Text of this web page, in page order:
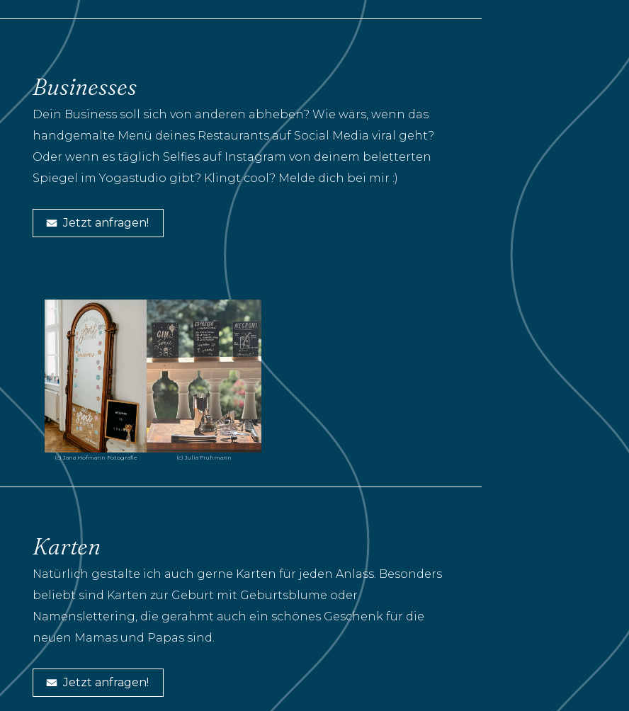
Businesses
Dein Business soll sich von anderen abheben? Wie wärs, wenn das
handgemalte Menü deines Restaurants auf Social Media viral geht?
Oder wenn es täglich Selfies auf Instagram von deinem beletterten
Spiegel im Yogastudio gibt? Klingt cool? Melde dich bei mir :)
Jetzt anfragen!
(c) Jana Hofmann Fotografie (c) Julia Fruhmann
Karten
Natürlich gestalte ich auch gerne Karten für jeden Anlass. Besonders
beliebt sind Karten zur Geburt mit Geburtsblume oder
Namenslettering, die gerahmt auch ein schönes Geschenk für die
neuen Mamas und Papas sind.
Jetzt anfragen!